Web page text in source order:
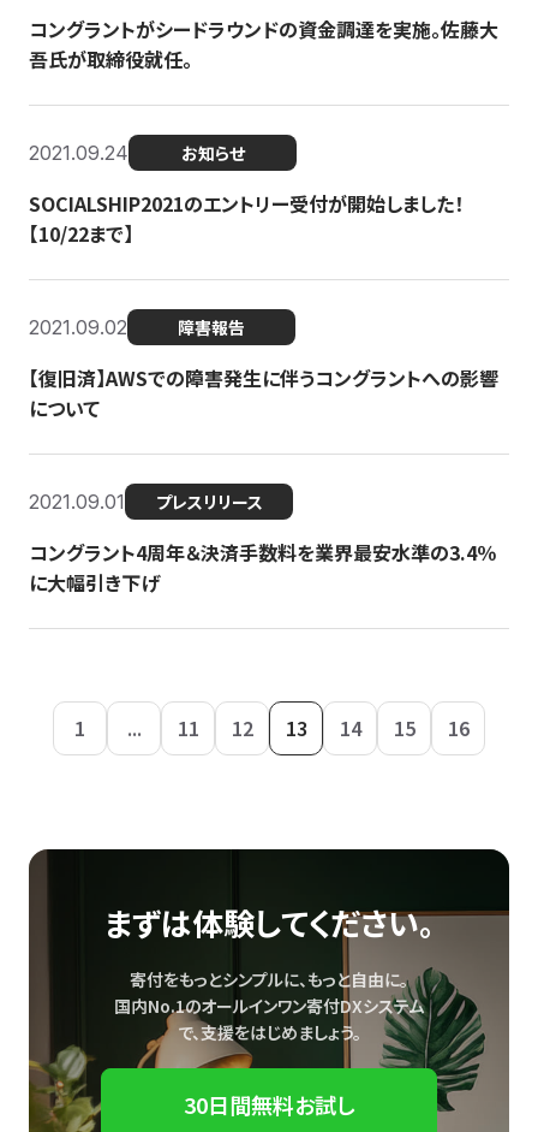
コングラントがシードラウンドの資金調達を実施。佐藤大
吾氏が取締役就任。
2021.09.24 お知らせ
SOCIALSHIP2021のエントリー受付が開始しました！
【10/22まで】
2021.09.02 障害報告
【復旧済】AWSでの障害発生に伴うコングラントへの影響
について
2021.09.01 プレスリリース
コングラント4周年＆決済手数料を業界最安水準の3.4％
に大幅引き下げ
1 ... 11 12 13 14 15 16
まずは体験してください。
寄付をもっとシンプルに、もっと自由に。
国内No.1のオールインワン寄付DXシステム
で、支援をはじめましょう。
30日間無料お試し